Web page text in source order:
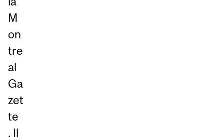
M
on
tre
al
Ga
zet
te
. Il